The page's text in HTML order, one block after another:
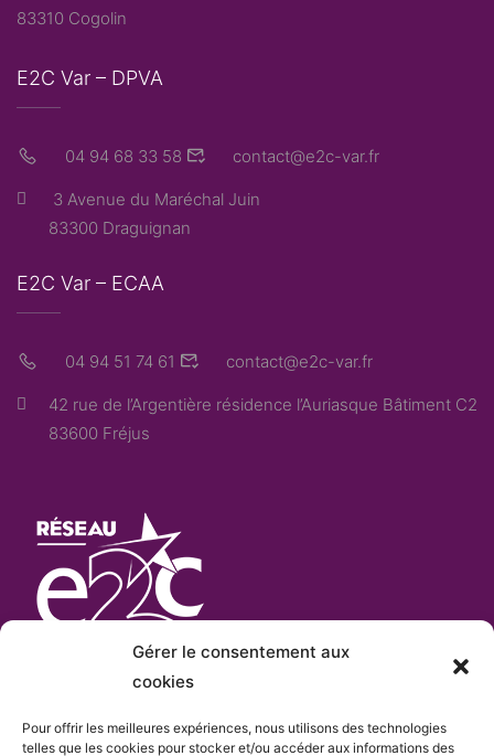
Gérer le consentement aux
cookies
Pour offrir les meilleures expériences, nous utilisons des technologies
telles que les cookies pour stocker et/ou accéder aux informations des
83310 Cogolin
E2C Var – DPVA
04 94 68 33 58 contact@e2c-var.fr
3 Avenue du Maréchal Juin
83300 Draguignan
E2C Var – ECAA
04 94 51 74 61 contact@e2c-var.fr
42 rue de l’Argentière résidence l’Auriasque Bâtiment C2
83600 Fréjus
L’E2C Varest «membre actif» duréseau Français